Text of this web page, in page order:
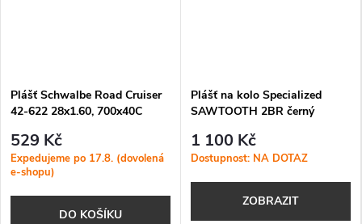
Plášť Schwalbe Road Cruiser
42-622 28x1.60, 700x40C
529 Kč
Expedujeme po 17.8. (dovolená
e-shopu)
DO KOŠÍKU
Plášť na kolo Specialized
SAWTOOTH 2BR černý
1 100 Kč
Dostupnost: NA DOTAZ
ZOBRAZIT